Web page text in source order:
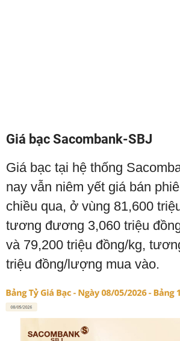
Giá bạc Sacombank-SBJ
Giá bạc tại hệ thống
nay vẫn niêm yết giá bán
chiều qua, ở vùng 81,600
tương đương 3,060 triệu
và 79,200 triệu đồng/kg,
triệu đồng/lượng mua vào.